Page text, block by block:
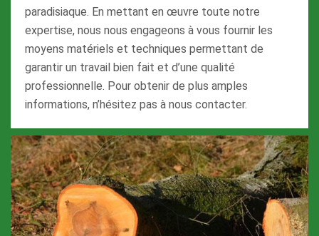
paradisiaque. En mettant en œuvre toute notre
expertise, nous nous engageons à vous fournir les
moyens matériels et techniques permettant de
garantir un travail bien fait et d’une qualité
professionnelle. Pour obtenir de plus amples
informations, n’hésitez pas à nous contacter.